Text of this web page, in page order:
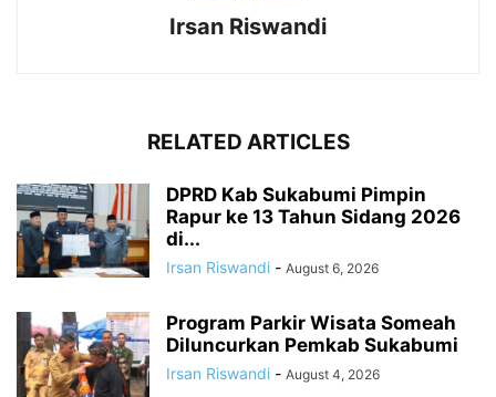
Irsan Riswandi
RELATED ARTICLES
DPRD Kab Sukabumi Pimpin
Rapur ke 13 Tahun Sidang 2026
di...
Irsan Riswandi - August 6, 2026
Program Parkir Wisata Someah
Diluncurkan Pemkab Sukabumi
Irsan Riswandi - August 4, 2026